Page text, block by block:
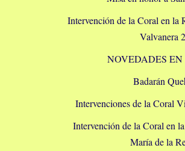
Intervención de la Coral en la
Valvanera
NOVEDADES
Badarán
Intervenciones de la Coral
Intervención de la Coral en
María de la